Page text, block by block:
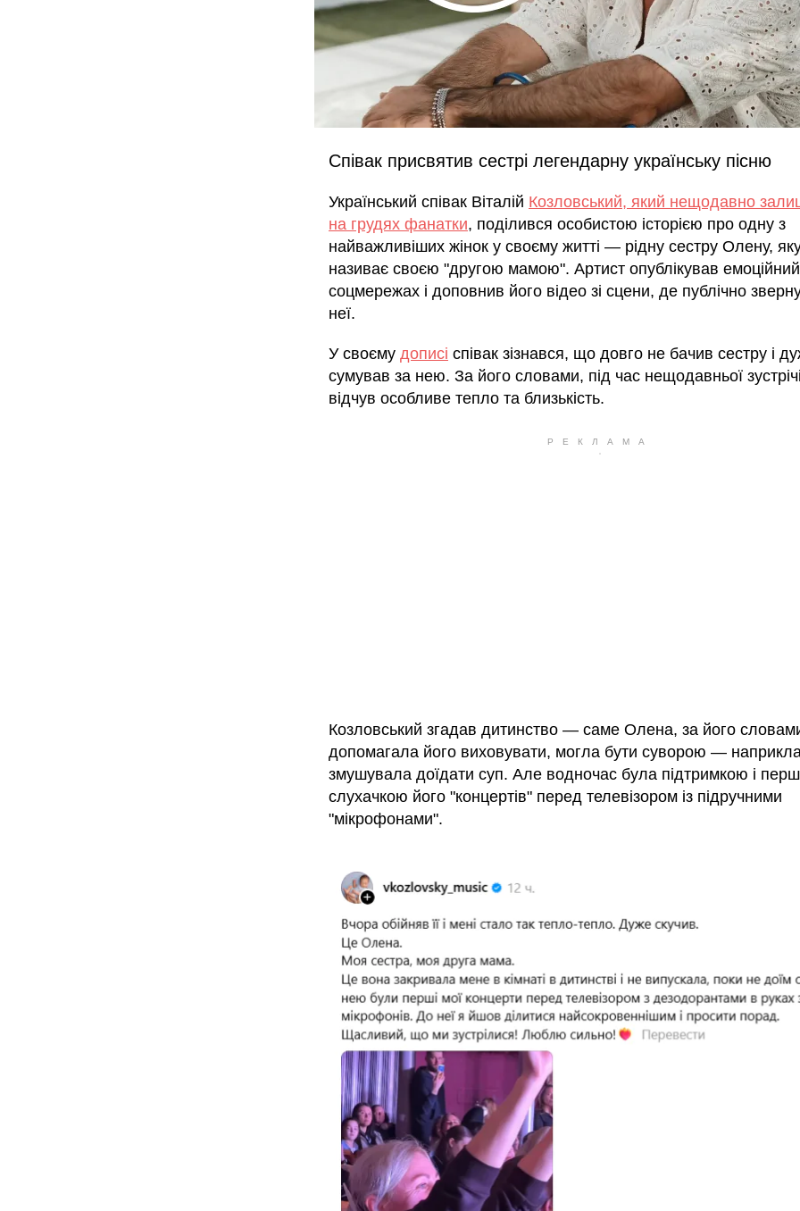
Співак присвятив сестрі легендарну українську пісню
Український співак Віталій Козловський, який нещодавно
на грудях фанатки, поділився особистою історією про одну з
найважливіших жінок у своєму житті — рідну сестру Олену,
називає своєю "другою мамою". Артист опублікував
соцмережах і доповнив його відео зі сцени, де публічно
неї.
У своєму дописі співак зізнався, що довго не бачив сестру і
сумував за нею. За його словами, під час нещодавньої
відчув особливе тепло та близькість.
Козловський згадав дитинство — саме Олена, за його
допомагала його виховувати, могла бути суворою —
змушувала доїдати суп. Але водночас була підтримкою і
слухачкою його "концертів" перед телевізором із підручними
"мікрофонами".